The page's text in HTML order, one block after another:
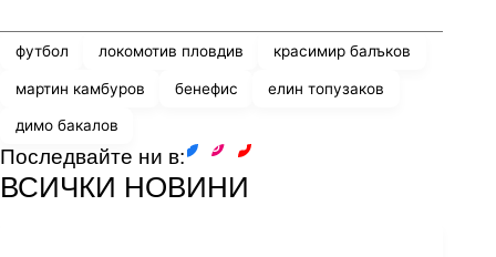
футбол локомотив пловдив красимир балъков
мартин камбуров бенефис елин топузаков
димо бакалов
Последвайте ни в:
ВСИЧКИ НОВИНИ